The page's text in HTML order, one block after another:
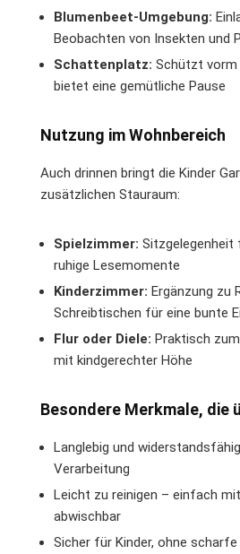
Blumenbeet-Umgebung:
Beobachten von Insekten und
Schattenplatz: Schützt vorm
bietet eine gemütliche Pause
Nutzung im Wohnbereich
Auch drinnen bringt die Kinder
zusätzlichen Stauraum:
Spielzimmer: Sitzgelegenheit
ruhige Lesemomente
Kinderzimmer: Ergänzung zu
Schreibtischen für eine bunte
Flur oder Diele: Praktisch
mit kindgerechter Höhe
Besondere Merkmale, die
Langlebig und
Verarbeitung
Leicht zu reinigen – einfach
abwischbar
Sicher für Kinder, ohne